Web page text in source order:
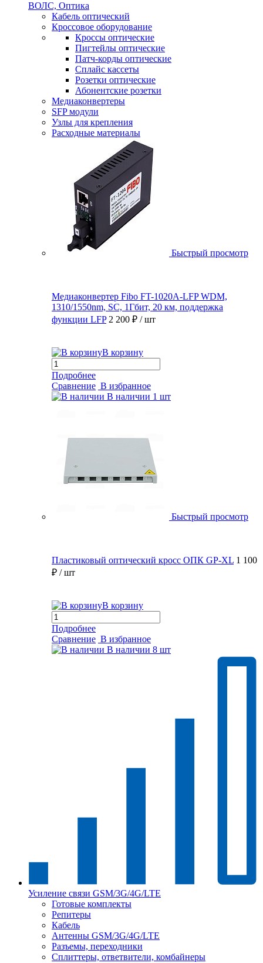
ВОЛС, Оптика
Кабель оптический
Кроссовое оборудование
Кроссы оптические
Пигтейлы оптические
Патч-корды оптические
Сплайс кассеты
Розетки оптические
Абонентские розетки
Медиаконвертеры
SFP модули
Узлы для крепления
Расходные материалы
Быстрый просмотр
Медиаконвертер Fibo FT-1020A-LFP WDM,
1310/1550nm, SC, 1Гбит, 20 км, поддержка
функции LFP 2 200 ₽ / шт
В корзину
Подробнее
Сравнение В избранное
В наличии 1 шт
Быстрый просмотр
Пластиковый оптический кросс ОПК GP-XL 1 100
₽ / шт
В корзину
Подробнее
Сравнение В избранное
В наличии 8 шт
Усиление связи GSM/3G/4G/LTE
Готовые комплекты
Репитеры
Кабель
Антенны GSM/3G/4G/LTE
Разъемы, переходники
Сплиттеры, ответвители, комбайнеры